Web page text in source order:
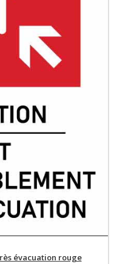
évacuation rouge